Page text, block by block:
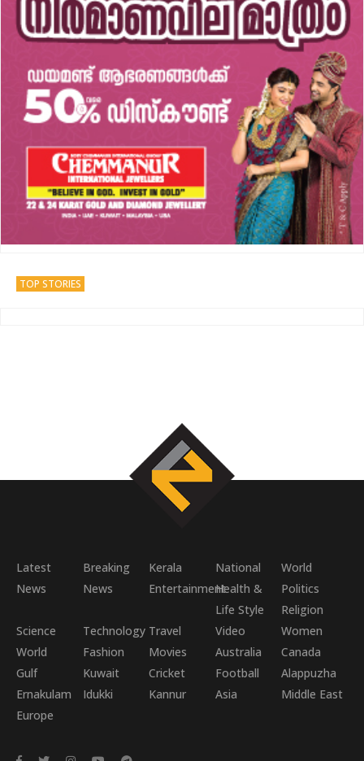
TOP STORIES
Latest
News
Breaking
News
Kerala National
World
EntertainmentHealth &
Life Style
Politics
Religion
Science
World
Technology Travel Video
Women
Fashion
Movies Australia
Canada
Gulf
Kuwait Cricket Football
Alappuzha
Ernakulam
Idukki Kannur Asia
Middle East
Europe